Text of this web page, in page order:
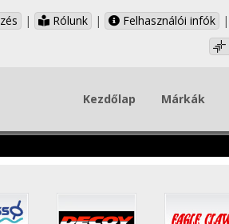
| Rólunk | Felhasználói infók |
Kezdőlap Márkák